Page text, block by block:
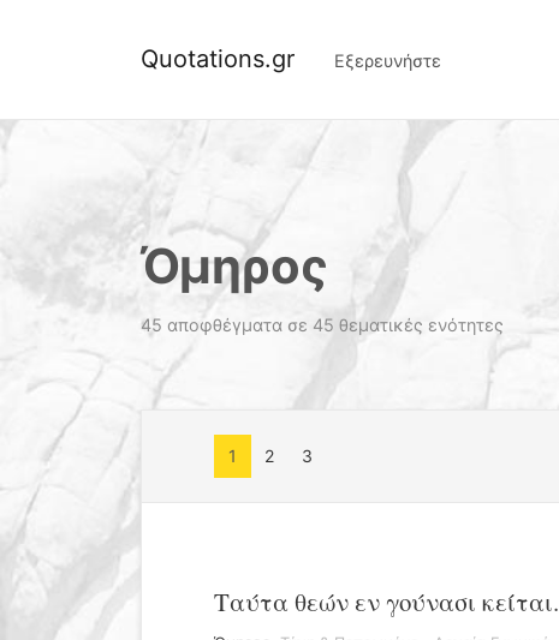
Quotations.gr Εξερευνήστε
Όμηρος
45 αποφθέγματα σε 45 θεματικές ενότητες
1 2 3
Ταύτα θεών εν γούνασι κείται.